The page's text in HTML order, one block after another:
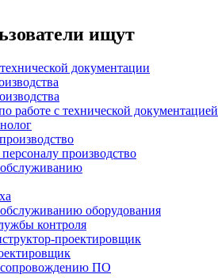
ищут
документации
работе с технической документацией
производство
оборудования
контроля
проектировщик
ПО